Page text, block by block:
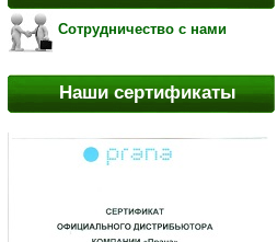
Сотрудничество с нами
Наши сертификаты